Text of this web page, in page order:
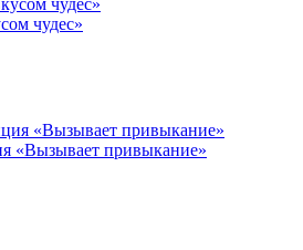
чудес»
«Вызывает привыкание»